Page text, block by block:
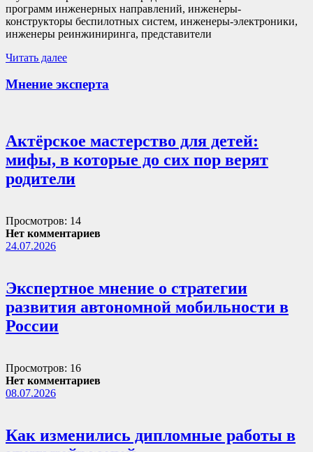
программ инженерных направлений, инженеры-
конструкторы беспилотных систем, инженеры-электроники,
инженеры реинжиниринга, представители
Читать далее
Мнение эксперта
Актёрское мастерство для детей:
мифы, в которые до сих пор верят
родители
Просмотров: 14
Нет комментариев
24.07.2026
Экспертное мнение о стратегии
развития автономной мобильности в
России
Просмотров: 16
Нет комментариев
08.07.2026
Как изменились дипломные работы в